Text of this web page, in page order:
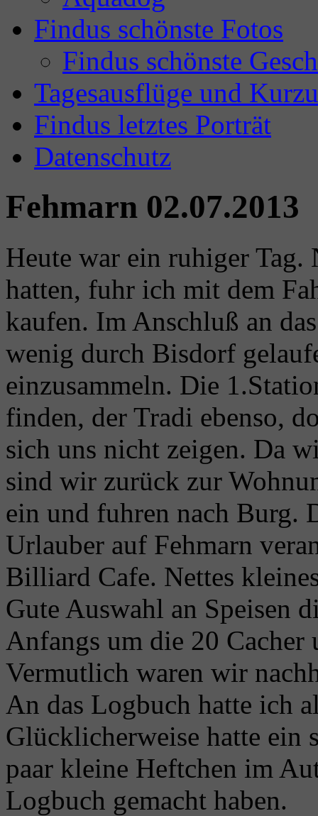
Findus schönste Fotos
Findus schönste
Tagesausflüge und
Findus letztes Porträt
Datenschutz
Fehmarn 02.07.2013
Heute war ein ruhiger Tag.
hatten, fuhr ich mit dem
kaufen. Im Anschluß an
wenig durch Bisdorf
einzusammeln. Die
finden, der Tradi ebenso,
sich uns nicht zeigen. Da
sind wir zurück zur
ein und fuhren nach Burg.
Urlauber auf Fehmarn
Billiard Cafe. Nettes
Gute Auswahl an Speisen
Anfangs um die 20
Vermutlich waren wir
An das Logbuch hatte ich
Glücklicherweise hatte ein
paar kleine Heftchen im
Logbuch gemacht haben.